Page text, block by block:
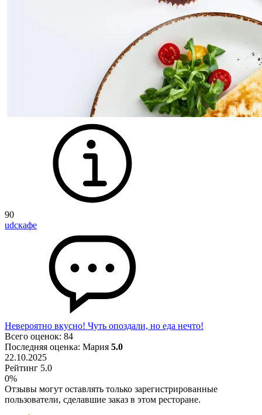
90
udcкафе
Невероятно вкусно! Чуть опоздали, но еда нечто!
Всего оценок: 84
Последняя оценка: Мария 5.0
22.10.2025
Рейтинг 5.0
0%
Отзывы могут оставлять только зарегистрированные
пользователи, сделавшие заказ в этом ресторане.